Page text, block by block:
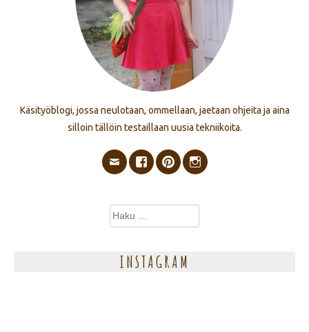
Käsityöblogi, jossa neulotaan, ommellaan, jaetaan ohjeita ja aina
silloin tällöin testaillaan uusia tekniikoita.
Haku:
INSTAGRAM